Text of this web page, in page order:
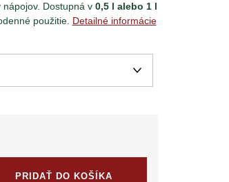
Dostupná v 0,5 l alebo 1 l
použitie. Detailné informácie
PRIDAŤ DO KOŠÍKA